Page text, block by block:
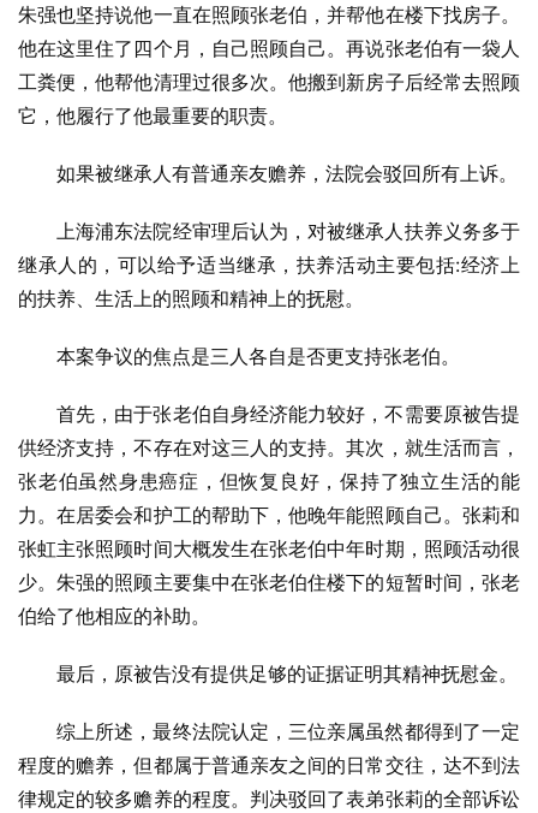
朱强也坚持说他一直在照顾张老伯，并帮他在楼下找房子。
他在这里住了四个月，自己照顾自己。再说张老伯有一袋人
工粪便，他帮他清理过很多次。他搬到新房子后经常去照顾
它，他履行了他最重要的职责。
如果被继承人有普通亲友赡养，法院会驳回所有上诉。
上海浦东法院经审理后认为，对被继承人扶养义务多于
继承人的，可以给予适当继承，扶养活动主要包括:经济上
的扶养、生活上的照顾和精神上的抚慰。
本案争议的焦点是三人各自是否更支持张老伯。
首先，由于张老伯自身经济能力较好，不需要原被告提
供经济支持，不存在对这三人的支持。其次，就生活而言，
张老伯虽然身患癌症，但恢复良好，保持了独立生活的能
力。在居委会和护工的帮助下，他晚年能照顾自己。张莉和
张虹主张照顾时间大概发生在张老伯中年时期，照顾活动很
少。朱强的照顾主要集中在张老伯住楼下的短暂时间，张老
伯给了他相应的补助。
最后，原被告没有提供足够的证据证明其精神抚慰金。
综上所述，最终法院认定，三位亲属虽然都得到了一定
程度的赡养，但都属于普通亲友之间的日常交往，达不到法
律规定的较多赡养的程度。判决驳回了表弟张莉的全部诉讼